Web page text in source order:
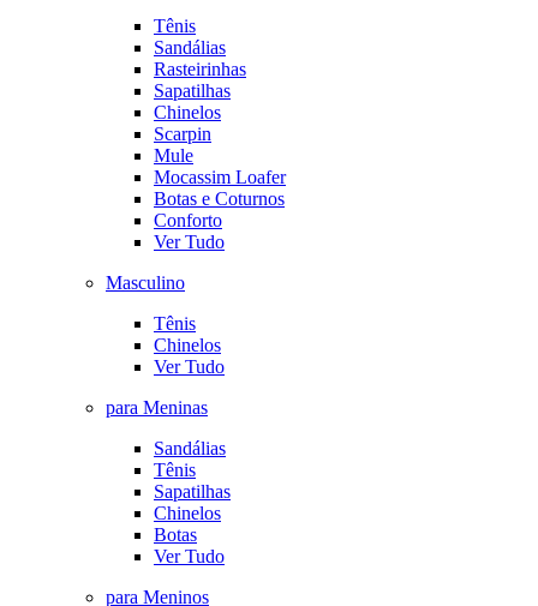
Tênis
Sandálias
Rasteirinhas
Sapatilhas
Chinelos
Scarpin
Mule
Mocassim Loafer
Botas e Coturnos
Conforto
Ver Tudo
Masculino
Tênis
Chinelos
Ver Tudo
para Meninas
Sandálias
Tênis
Sapatilhas
Chinelos
Botas
Ver Tudo
para Meninos